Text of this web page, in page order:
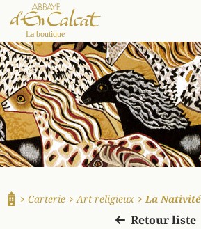
La boutique d'en Calcat
Carterie Art religieux La Nativité
Retour liste